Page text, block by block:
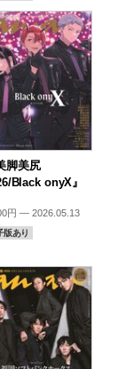
脚美尻
Black onyX』
円 — 2026.05.13
版あり